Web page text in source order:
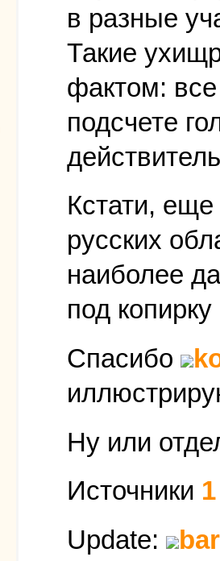
в разные
Такие
фактом:
подсчете
Кстати,
русских
наиболее
под
Спасибо
Ну или
Источники 1
Update: